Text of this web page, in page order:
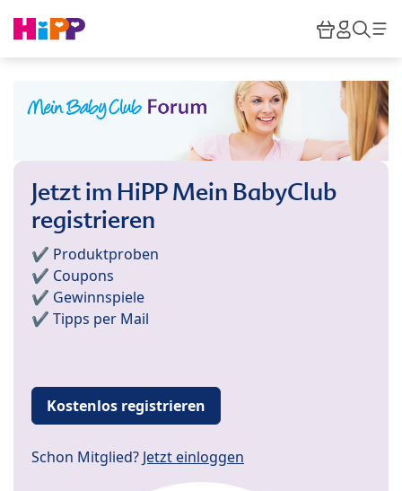
HiPP
Jetzt im HiPP Mein BabyClub
registrieren
✔️ Produktproben
✔️ Coupons
✔️ Gewinnspiele
✔️ Tipps per Mail
Kostenlos registrieren
Schon Mitglied? Jetzt einloggen